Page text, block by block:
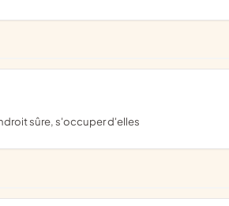
sûre, s'occuper d'elles